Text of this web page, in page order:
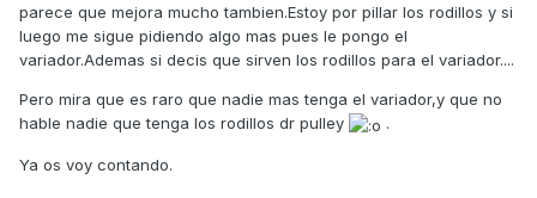
parece que mejora mucho tambien.Estoy por pillar los rodillos y si
luego me sigue pidiendo algo mas pues le pongo el
variador.Ademas si decis que sirven los rodillos para el variador....
Pero mira que es raro que nadie mas tenga el variador,y que no
hable nadie que tenga los rodillos dr pulley
.
Ya os voy contando.